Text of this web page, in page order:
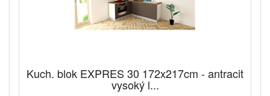
Kuch. blok EXPRES 30 172x217cm - antracit
vysoký l...